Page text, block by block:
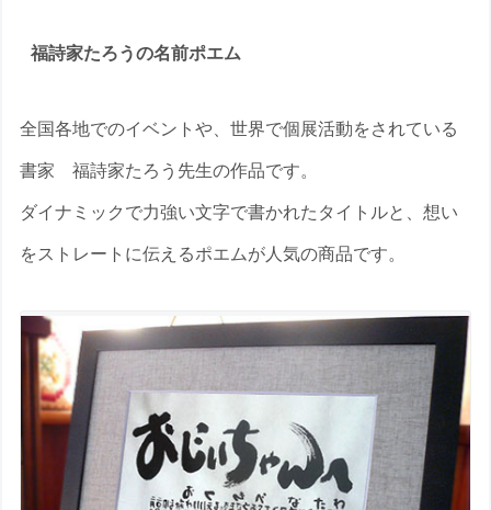
福詩家たろうの名前ポエム
全国各地でのイベントや、世界で個展活動をされている
書家 福詩家たろう先生の作品です。
ダイナミックで力強い文字で書かれたタイトルと、想い
をストレートに伝えるポエムが人気の商品です。